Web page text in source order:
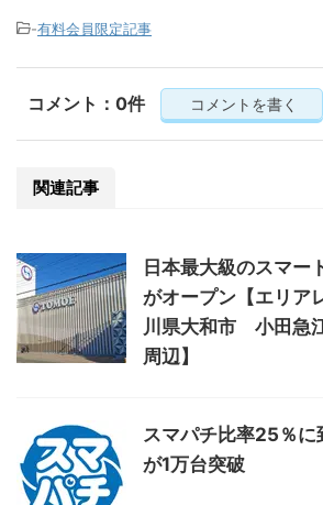
-有料会員限定記事
コメント：0件 コメントを書く
関連記事
日本最大級のスマー
がオープン【エリ
川県大和市 小田急
周辺】
スマパチ比率25％に
が1万台突破